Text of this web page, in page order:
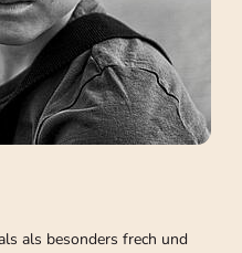
als besonders frech und